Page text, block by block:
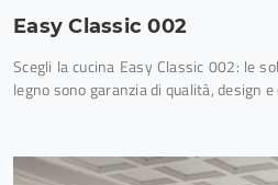
Easy Classic 002
Scegli la cucina Easy Classic 002: le
legno sono garanzia di qualità, design